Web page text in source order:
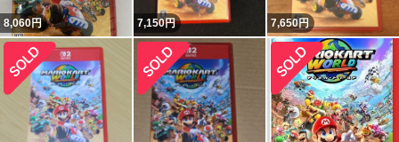
8,060円 7,150円 7,650円